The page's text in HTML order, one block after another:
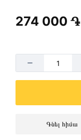
274 000 ֏
Գնել հիմա